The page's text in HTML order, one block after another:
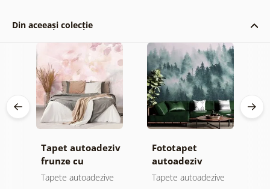
Din aceeași colecție
Tapet autoadeziv
frunze cu
atingere
Tapete autoadezive
Fototapet
autoadeziv
pădure în ceață
Tapete autoadezive